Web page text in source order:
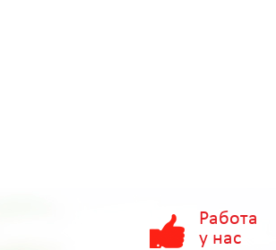
Работа
у нас